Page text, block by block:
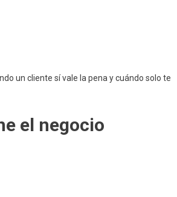
un cliente sí vale la pena y cuándo solo te
el negocio